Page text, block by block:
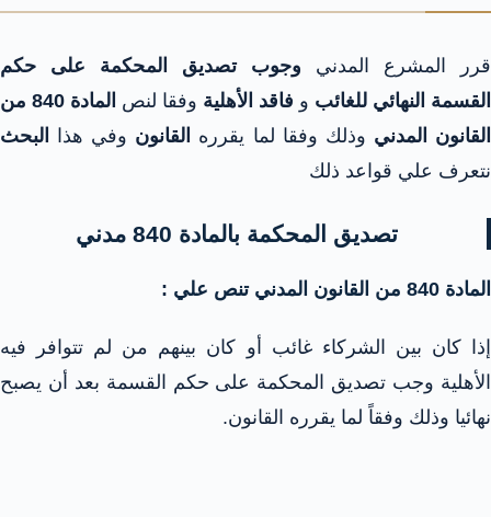
قرر المشرع المدني وجوب تصديق المحكمة على حكم
القسمة النهائي للغائب و فاقد الأهلية وفقا لنص
المادة 840 من
القانون المدني وذلك وفقا لما يقرره القانون وفي هذا
البحث
نتعرف علي قواعد ذلك
تصديق المحكمة بالمادة 840 مدني
المادة 840 من القانون المدني تنص علي :
إذا كان بين الشركاء غائب أو كان بينهم من لم تتوافر فيه
الأهلية وجب تصديق المحكمة على حكم القسمة بعد أن يصبح
نهائيا وذلك وفقاً لما يقرره القانون.